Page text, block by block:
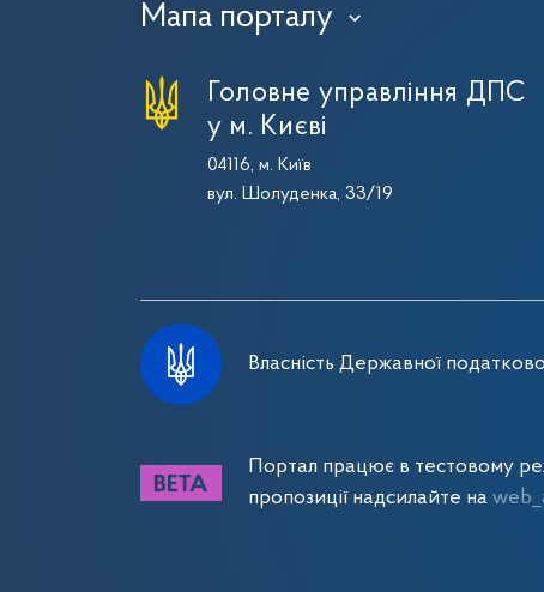
Мапа порталу ›
Головне управління ДПС
у м. Києві
04116, м. Київ
вул. Шолуденка, 33/19
Власність Державної
Портал працює в тестовому
пропозиції надсилайте на